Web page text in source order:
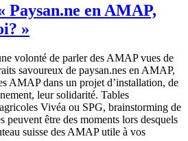
Paysan.ne en AMAP,
»
volonté de parler des AMAP vues de
savoureux de paysan.nes en AMAP,
AMAP dans un projet d’installation, de
leur solidarité. Tables
Vivéa ou SPG, brainstorming de
peuvent être des moments lors desquels
suisse des AMAP utile à vos